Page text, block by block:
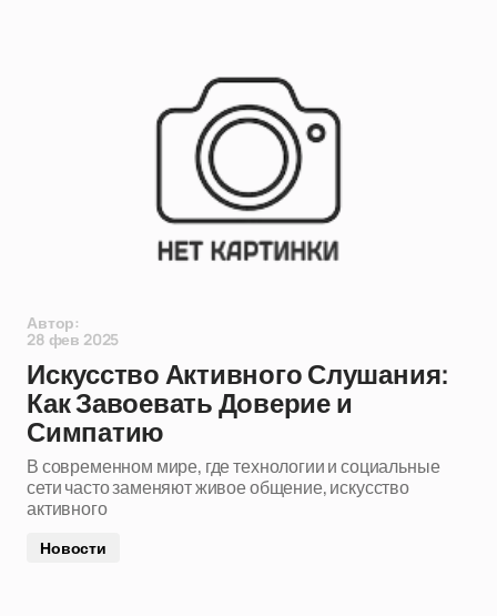
Автор:
28 фев 2025
Искусство Активного Слушания:
Как Завоевать Доверие и
Симпатию
В современном мире, где технологии и социальные
сети часто заменяют живое общение, искусство
активного
Новости